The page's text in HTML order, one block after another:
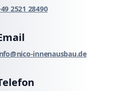
2521 28490‬
innenausbau.de